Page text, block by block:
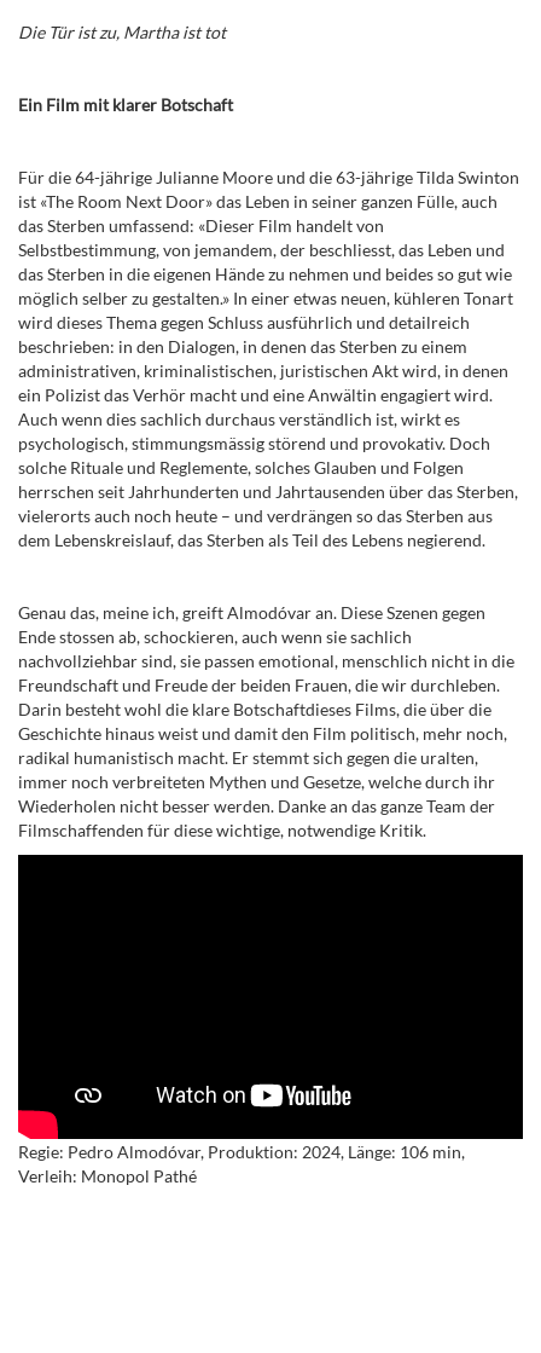
Die Tür ist zu, Martha ist tot
Ein Film mit klarer Botschaft
Für die 64-jährige Julianne Moore und die 63-jährige Tilda Swinton
ist «The Room Next Door» das Leben in seiner ganzen Fülle, auch
das Sterben umfassend: «Dieser Film handelt von
Selbstbestimmung, von jemandem, der beschliesst, das Leben und
das Sterben in die eigenen Hände zu nehmen und beides so gut wie
möglich selber zu gestalten.» In einer etwas neuen, kühleren Tonart
wird dieses Thema gegen Schluss ausführlich und detailreich
beschrieben: in den Dialogen, in denen das Sterben zu einem
administrativen, kriminalistischen, juristischen Akt wird, in denen
ein Polizist das Verhör macht und eine Anwältin engagiert wird.
Auch wenn dies sachlich durchaus verständlich ist, wirkt es
psychologisch, stimmungsmässig störend und provokativ. Doch
solche Rituale und Reglemente, solches Glauben und Folgen
herrschen seit Jahrhunderten und Jahrtausenden über das Sterben,
vielerorts auch noch heute – und verdrängen so das Sterben aus
dem Lebenskreislauf, das Sterben als Teil des Lebens negierend.
Genau das, meine ich, greift Almodóvar an. Diese Szenen gegen
Ende stossen ab, schockieren, auch wenn sie sachlich
nachvollziehbar sind, sie passen emotional, menschlich nicht in die
Freundschaft und Freude der beiden Frauen, die wir durchleben.
Darin besteht wohl die klare Botschaftdieses Films, die über die
Geschichte hinaus weist und damit den Film politisch, mehr noch,
radikal humanistisch macht. Er stemmt sich gegen die uralten,
immer noch verbreiteten Mythen und Gesetze, welche durch ihr
Wiederholen nicht besser werden. Danke an das ganze Team der
Filmschaffenden für diese wichtige, notwendige Kritik.
Regie: Pedro Almodóvar, Produktion: 2024, Länge: 106 min,
Verleih: Monopol Pathé